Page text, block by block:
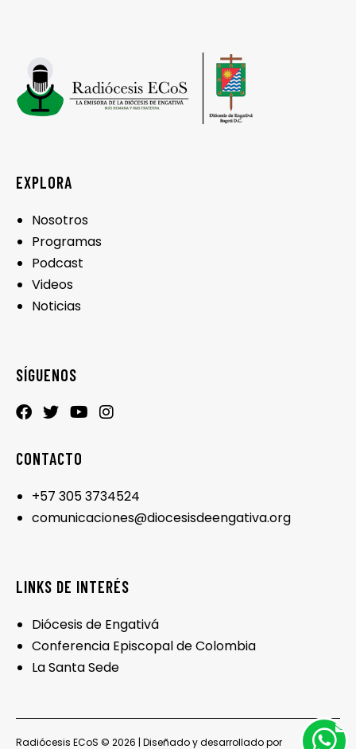
EXPLORA
Nosotros
Programas
Podcast
Videos
Noticias
SÍGUENOS
CONTACTO
+57 305 3734524
comunicaciones@diocesisdeengativa.org
LINKS DE INTERÉS
Diócesis de Engativá
Conferencia Episcopal de Colombia
La Santa Sede
Radiócesis ECoS © 2026 | Diseñado y desarrollado por